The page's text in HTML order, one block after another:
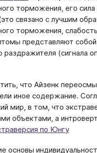
торможения, его сила
связано с лучшим
торможения,
представляют
раздражителя (сигнала
что Айзенк
иное содержание.
мир, в том, что
объектами, а
по Юнгу
основы